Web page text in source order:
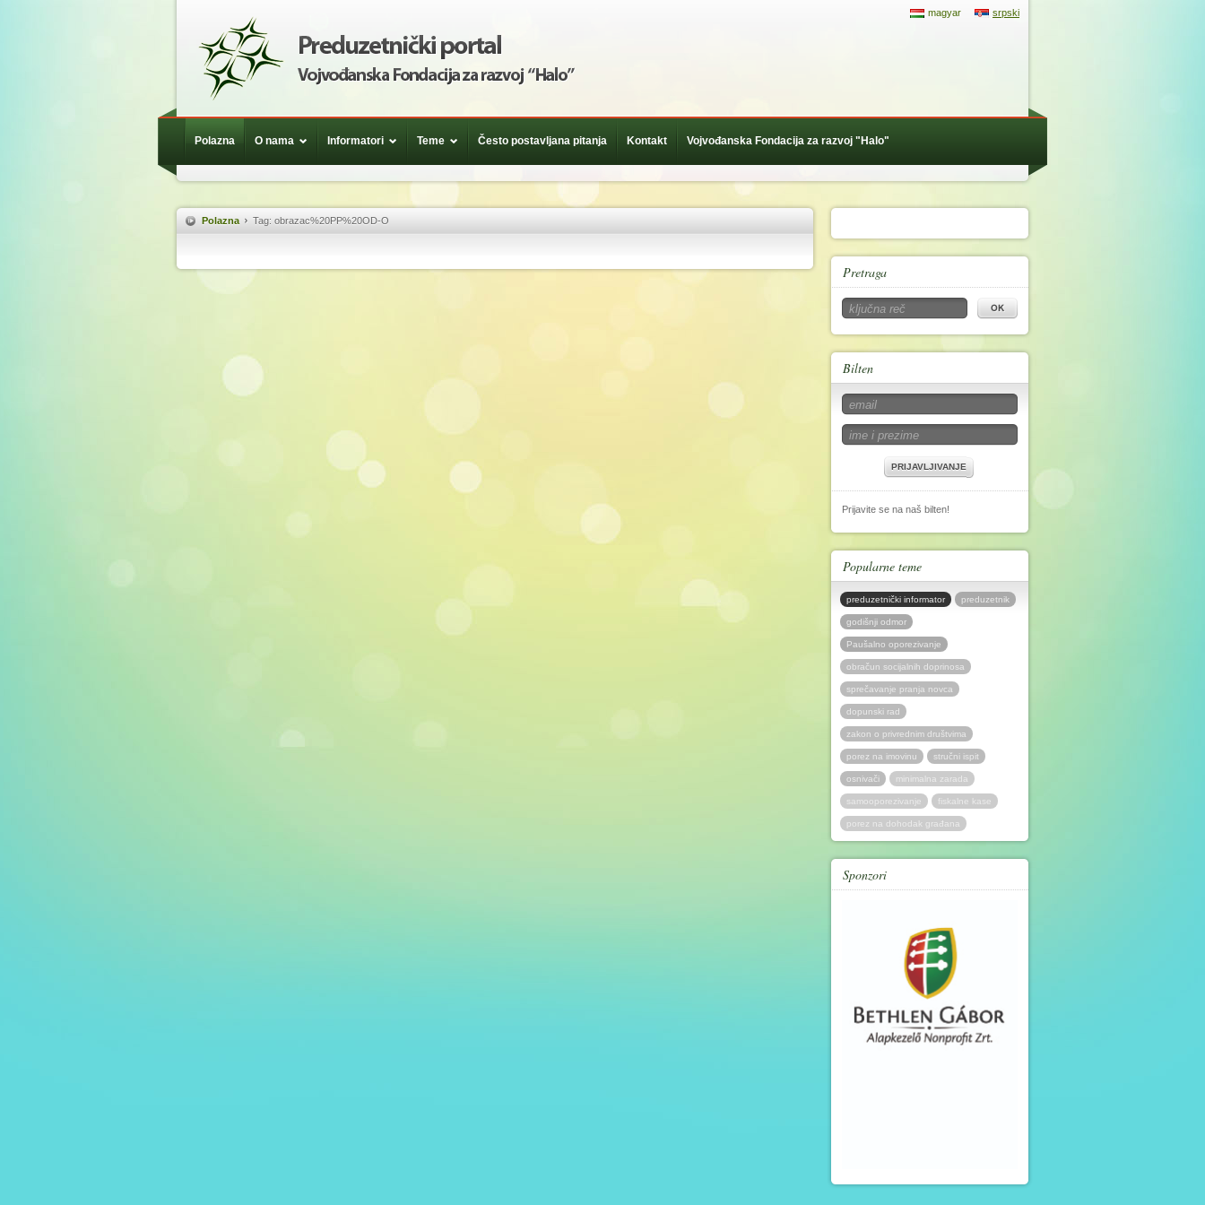
srpski
magyar
Polazna O nama Informatori Teme Često postavljana pitanja Kontakt Vojvođanska Fondacija za razvoj "Halo"
Polazna Tag: obrazac%20PP%20OD-O
Pretraga
Bilten
PRIJAVLJIVANJE
Prijavite se na naš bilten!
Popularne teme
preduzetnički informator preduzetnik
godišnji odmor
Paušalno oporezivanje
obračun socijalnih doprinosa
sprečavanje pranja novca
dopunski rad
zakon o privrednim društvima
porez na imovinu stručni ispit
osnivači minimalna zarada
samooporezivanje fiskalne kase
porez na dohodak građana
Sponzori